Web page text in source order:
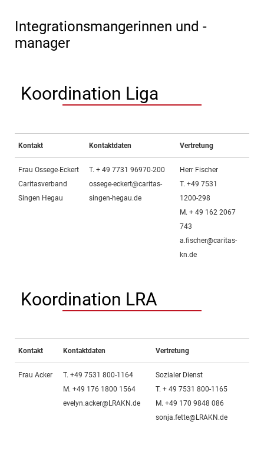
Integrationsmangerinnen und -
manager
Koordination Liga
Kontakt Kontaktdaten Vertretung
Frau Ossege-Eckert
Caritasverband
Singen Hegau
T. + 49 7731 96970-200
ossege-eckert@caritas-
singen-hegau.de
Herr Fischer
T. +49 7531
1200-298
M. + 49 162 2067
743
a.fischer@caritas-
kn.de
Koordination LRA
Kontakt Kontaktdaten Vertretung
Frau Acker
T. +49 7531 800-1164
M. +49 176 1800 1564
evelyn.acker@LRAKN.de
Sozialer Dienst
T. + 49 7531 800-1165
M. +49 170 9848 086
sonja.fette@LRAKN.de